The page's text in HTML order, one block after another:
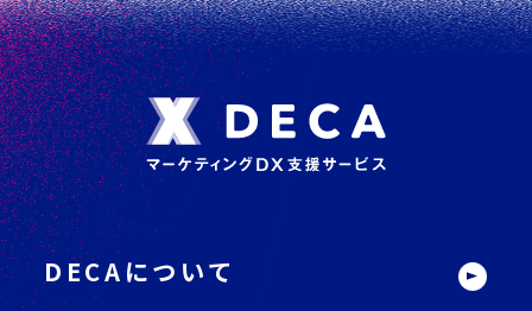
フ
ッ
タ
ー
サ
イ
ト
内
DECAについて